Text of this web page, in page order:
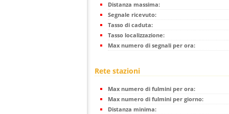
Distanza massima:
Segnale ricevuto:
Tasso di caduta:
Tasso localizzazione:
Max numero di segnali per ora:
Rete stazioni
Max numero di fulmini per ora:
Max numero di fulmini per giorno:
Distanza minima: